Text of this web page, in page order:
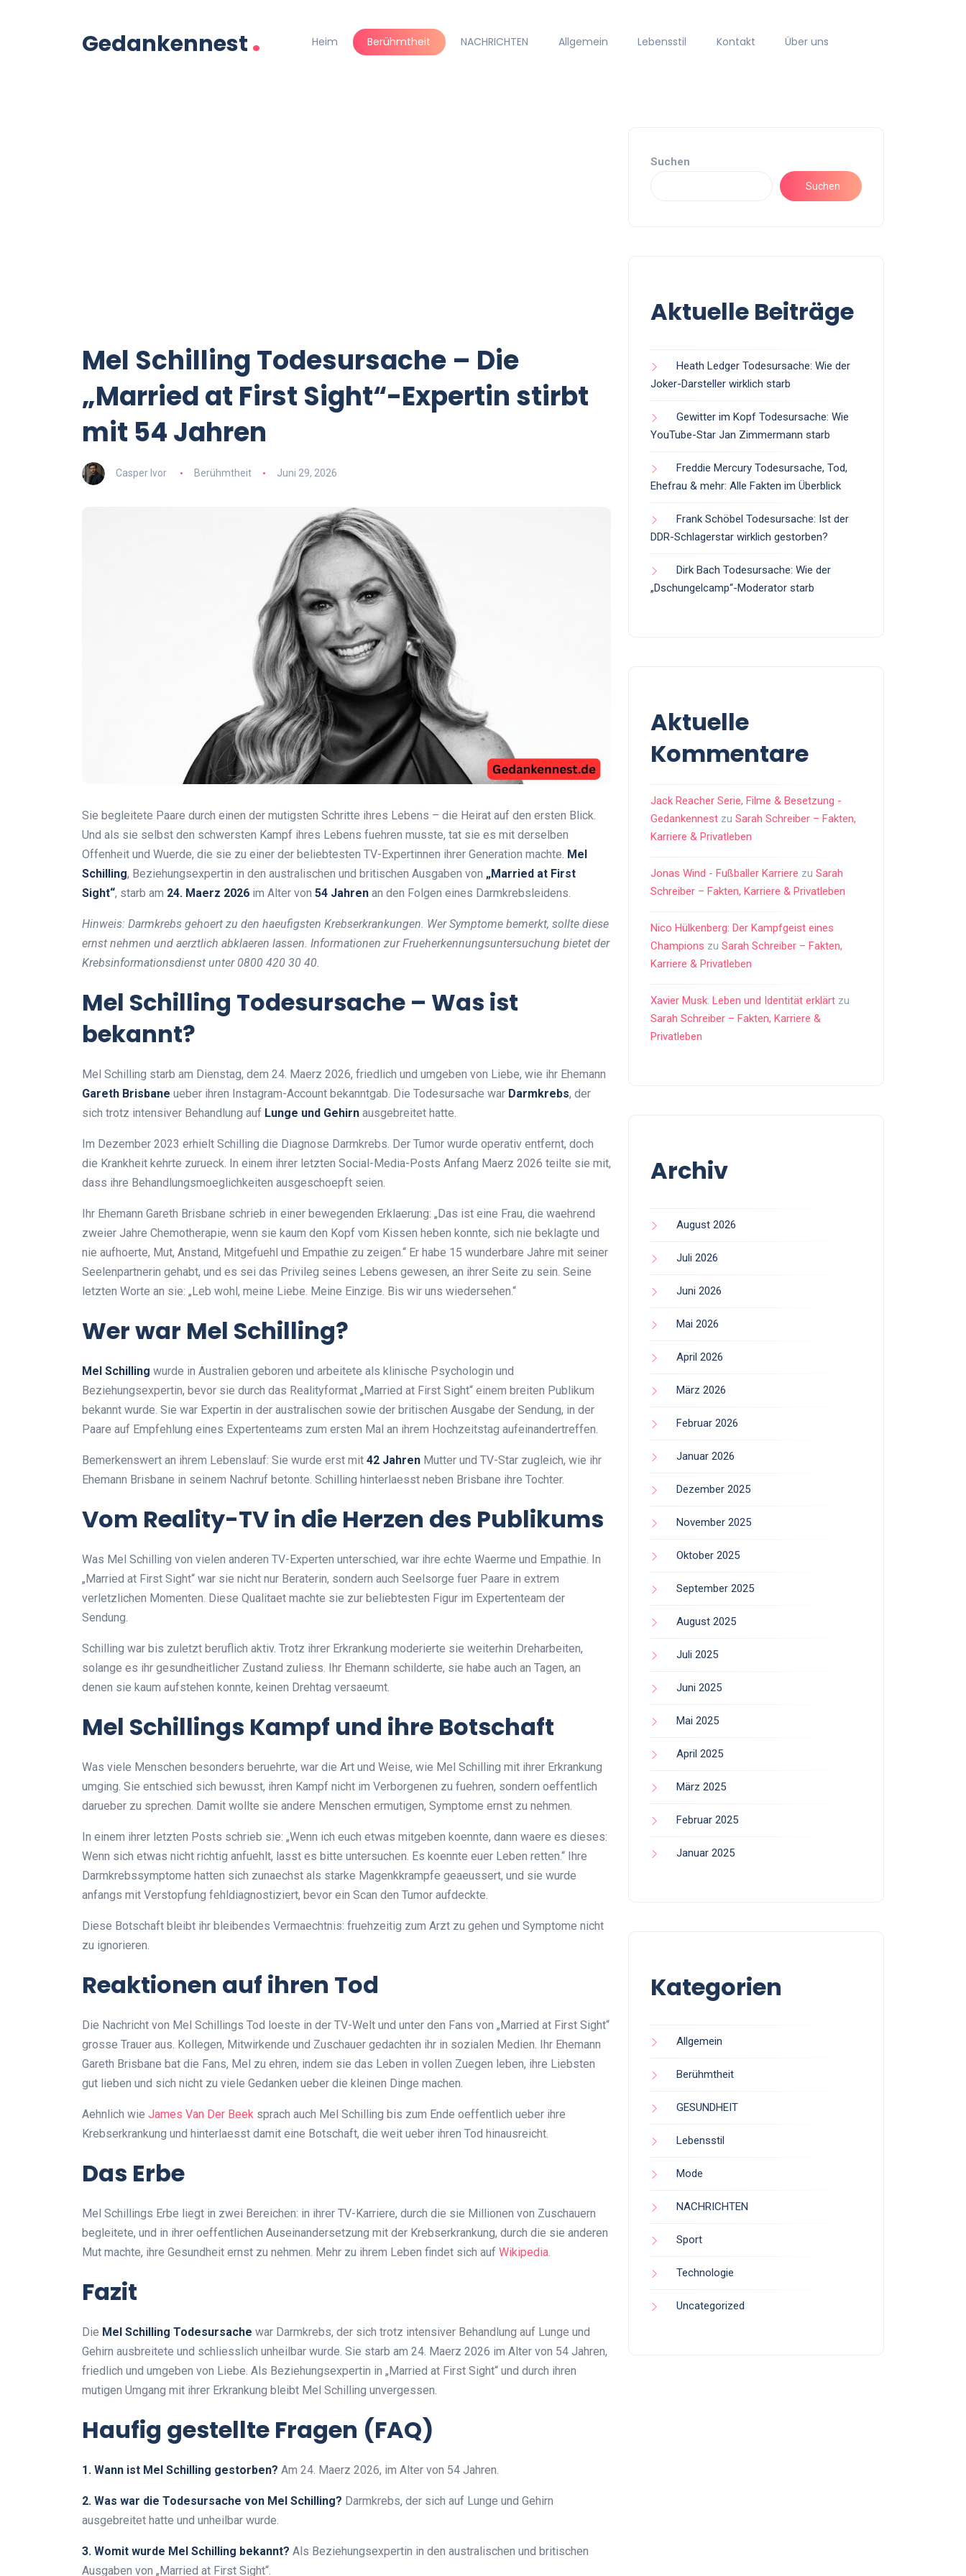
Gedankennest. Heim Berühmtheit NACHRICHTEN Allgemein Lebensstil Kontakt Über uns
Mel Schilling Todesursache – Die
„Married at First Sight“-Expertin stirbt
mit 54 Jahren
Casper Ivor Berühmtheit Juni 29, 2026
Sie begleitete Paare durch einen der mutigsten Schritte ihres Lebens – die Heirat auf den ersten Blick.
Und als sie selbst den schwersten Kampf ihres Lebens fuehren musste, tat sie es mit derselben
Offenheit und Wuerde, die sie zu einer der beliebtesten TV-Expertinnen ihrer Generation machte. Mel
Schilling, Beziehungsexpertin in den australischen und britischen Ausgaben von „Married at First
Sight“, starb am 24. Maerz 2026 im Alter von 54 Jahren an den Folgen eines Darmkrebsleidens.
Hinweis: Darmkrebs gehoert zu den haeufigsten Krebserkrankungen. Wer Symptome bemerkt, sollte diese
ernst nehmen und aerztlich abklaeren lassen. Informationen zur Frueherkennungsuntersuchung bietet der
Krebsinformationsdienst unter 0800 420 30 40.
Mel Schilling Todesursache – Was ist
bekannt?
Mel Schilling starb am Dienstag, dem 24. Maerz 2026, friedlich und umgeben von Liebe, wie ihr Ehemann
Gareth Brisbane ueber ihren Instagram-Account bekanntgab. Die Todesursache war Darmkrebs, der
sich trotz intensiver Behandlung auf Lunge und Gehirn ausgebreitet hatte.
Im Dezember 2023 erhielt Schilling die Diagnose Darmkrebs. Der Tumor wurde operativ entfernt, doch
die Krankheit kehrte zurueck. In einem ihrer letzten Social-Media-Posts Anfang Maerz 2026 teilte sie mit,
dass ihre Behandlungsmoeglichkeiten ausgeschoepft seien.
Ihr Ehemann Gareth Brisbane schrieb in einer bewegenden Erklaerung: „Das ist eine Frau, die waehrend
zweier Jahre Chemotherapie, wenn sie kaum den Kopf vom Kissen heben konnte, sich nie beklagte und
nie aufhoerte, Mut, Anstand, Mitgefuehl und Empathie zu zeigen.“ Er habe 15 wunderbare Jahre mit seiner
Seelenpartnerin gehabt, und es sei das Privileg seines Lebens gewesen, an ihrer Seite zu sein. Seine
letzten Worte an sie: „Leb wohl, meine Liebe. Meine Einzige. Bis wir uns wiedersehen.“
Wer war Mel Schilling?
Mel Schilling wurde in Australien geboren und arbeitete als klinische Psychologin und
Beziehungsexpertin, bevor sie durch das Realityformat „Married at First Sight“ einem breiten Publikum
bekannt wurde. Sie war Expertin in der australischen sowie der britischen Ausgabe der Sendung, in der
Paare auf Empfehlung eines Expertenteams zum ersten Mal an ihrem Hochzeitstag aufeinandertreffen.
Bemerkenswert an ihrem Lebenslauf: Sie wurde erst mit 42 Jahren Mutter und TV-Star zugleich, wie ihr
Ehemann Brisbane in seinem Nachruf betonte. Schilling hinterlaesst neben Brisbane ihre Tochter.
Vom Reality-TV in die Herzen des Publikums
Was Mel Schilling von vielen anderen TV-Experten unterschied, war ihre echte Waerme und Empathie. In
„Married at First Sight“ war sie nicht nur Beraterin, sondern auch Seelsorge fuer Paare in extrem
verletzlichen Momenten. Diese Qualitaet machte sie zur beliebtesten Figur im Expertenteam der
Sendung.
Schilling war bis zuletzt beruflich aktiv. Trotz ihrer Erkrankung moderierte sie weiterhin Dreharbeiten,
solange es ihr gesundheitlicher Zustand zuliess. Ihr Ehemann schilderte, sie habe auch an Tagen, an
denen sie kaum aufstehen konnte, keinen Drehtag versaeumt.
Mel Schillings Kampf und ihre Botschaft
Was viele Menschen besonders beruehrte, war die Art und Weise, wie Mel Schilling mit ihrer Erkrankung
umging. Sie entschied sich bewusst, ihren Kampf nicht im Verborgenen zu fuehren, sondern oeffentlich
darueber zu sprechen. Damit wollte sie andere Menschen ermutigen, Symptome ernst zu nehmen.
In einem ihrer letzten Posts schrieb sie: „Wenn ich euch etwas mitgeben koennte, dann waere es dieses:
Wenn sich etwas nicht richtig anfuehlt, lasst es bitte untersuchen. Es koennte euer Leben retten.“ Ihre
Darmkrebssymptome hatten sich zunaechst als starke Magenkkrampfe geaeussert, und sie wurde
anfangs mit Verstopfung fehldiagnostiziert, bevor ein Scan den Tumor aufdeckte.
Diese Botschaft bleibt ihr bleibendes Vermaechtnis: fruehzeitig zum Arzt zu gehen und Symptome nicht
zu ignorieren.
Reaktionen auf ihren Tod
Die Nachricht von Mel Schillings Tod loeste in der TV-Welt und unter den Fans von „Married at First Sight“
grosse Trauer aus. Kollegen, Mitwirkende und Zuschauer gedachten ihr in sozialen Medien. Ihr Ehemann
Gareth Brisbane bat die Fans, Mel zu ehren, indem sie das Leben in vollen Zuegen leben, ihre Liebsten
gut lieben und sich nicht zu viele Gedanken ueber die kleinen Dinge machen.
Aehnlich wie James Van Der Beek sprach auch Mel Schilling bis zum Ende oeffentlich ueber ihre
Krebserkrankung und hinterlaesst damit eine Botschaft, die weit ueber ihren Tod hinausreicht.
Das Erbe
Mel Schillings Erbe liegt in zwei Bereichen: in ihrer TV-Karriere, durch die sie Millionen von Zuschauern
begleitete, und in ihrer oeffentlichen Auseinandersetzung mit der Krebserkrankung, durch die sie anderen
Mut machte, ihre Gesundheit ernst zu nehmen. Mehr zu ihrem Leben findet sich auf Wikipedia.
Fazit
Die Mel Schilling Todesursache war Darmkrebs, der sich trotz intensiver Behandlung auf Lunge und
Gehirn ausbreitete und schliesslich unheilbar wurde. Sie starb am 24. Maerz 2026 im Alter von 54 Jahren,
friedlich und umgeben von Liebe. Als Beziehungsexpertin in „Married at First Sight“ und durch ihren
mutigen Umgang mit ihrer Erkrankung bleibt Mel Schilling unvergessen.
Haufig gestellte Fragen (FAQ)
1. Wann ist Mel Schilling gestorben? Am 24. Maerz 2026, im Alter von 54 Jahren.
2. Was war die Todesursache von Mel Schilling? Darmkrebs, der sich auf Lunge und Gehirn
ausgebreitet hatte und unheilbar wurde.
3. Womit wurde Mel Schilling bekannt? Als Beziehungsexpertin in den australischen und britischen
Ausgaben von „Married at First Sight“.
Suchen
Suchen
Aktuelle Beiträge
Heath Ledger Todesursache: Wie der
Joker-Darsteller wirklich starb
Gewitter im Kopf Todesursache: Wie
YouTube-Star Jan Zimmermann starb
Freddie Mercury Todesursache, Tod,
Ehefrau & mehr: Alle Fakten im Überblick
Frank Schöbel Todesursache: Ist der
DDR-Schlagerstar wirklich gestorben?
Dirk Bach Todesursache: Wie der
„Dschungelcamp“-Moderator starb
Aktuelle
Kommentare
Jack Reacher Serie, Filme & Besetzung -
Gedankennest zu Sarah Schreiber – Fakten,
Karriere & Privatleben
Jonas Wind - Fußballer Karriere zu Sarah
Schreiber – Fakten, Karriere & Privatleben
Nico Hülkenberg: Der Kampfgeist eines
Champions zu Sarah Schreiber – Fakten,
Karriere & Privatleben
Xavier Musk: Leben und Identität erklärt zu
Sarah Schreiber – Fakten, Karriere &
Privatleben
Archiv
August 2026
Juli 2026
Juni 2026
Mai 2026
April 2026
März 2026
Februar 2026
Januar 2026
Dezember 2025
November 2025
Oktober 2025
September 2025
August 2025
Juli 2025
Juni 2025
Mai 2025
April 2025
März 2025
Februar 2025
Januar 2025
Kategorien
Allgemein
Berühmtheit
GESUNDHEIT
Lebensstil
Mode
NACHRICHTEN
Sport
Technologie
Uncategorized